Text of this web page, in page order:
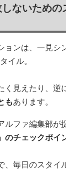
ないため
ョンは、一見シ
イル。
く見えたり、逆
もあります。
ルファ編集部が
のチェックポイ
、毎日のスタイ